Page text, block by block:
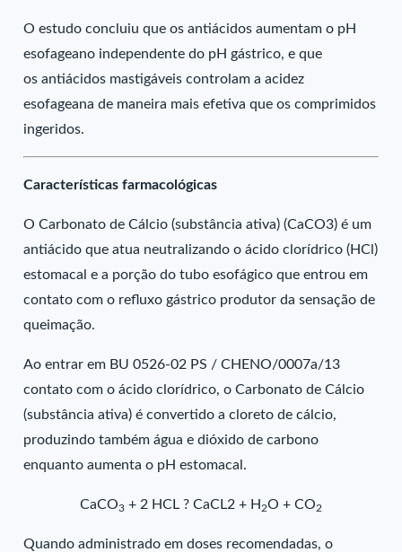
O estudo concluiu que os antiácidos aumentam o pH
esofageano independente do pH gástrico, e que
os antiácidos mastigáveis controlam a acidez
esofageana de maneira mais efetiva que os comprimidos
ingeridos.
Características farmacológicas
O Carbonato de Cálcio (substância ativa) (CaCO3) é um
antiácido que atua neutralizando o ácido clorídrico (HCl)
estomacal e a porção do tubo esofágico que entrou em
contato com o refluxo gástrico produtor da sensação de
queimação.
Ao entrar em BU 0526-02 PS / CHENO/0007a/13
contato com o ácido clorídrico, o Carbonato de Cálcio
(substância ativa) é convertido a cloreto de cálcio,
produzindo também água e dióxido de carbono
enquanto aumenta o pH estomacal.
CaCO3 + 2 HCL ? CaCL2 + H 2O + CO2
Quando administrado em doses recomendadas, o